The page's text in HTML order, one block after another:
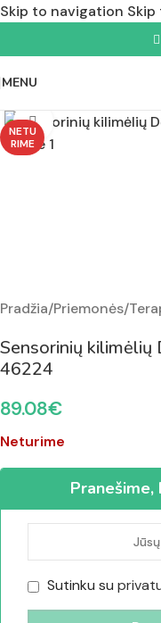
Skip to navigation
MENU
NETU
RIME
Padidinti
Pradžia/Priemonės/
Sensorinių kilimėlių
46224
89.08€
Neturime
Pranešime,
Sutinku su